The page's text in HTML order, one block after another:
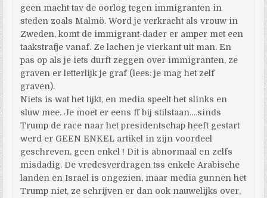
geen macht tav de oorlog tegen immigranten in
steden zoals Malmö. Word je verkracht als vrouw in
Zweden, komt de immigrant-dader er amper met een
taakstrafje vanaf. Ze lachen je vierkant uit man. En
pas op als je iets durft zeggen over immigranten, ze
graven er letterlijk je graf (lees: je mag het zelf
graven).
Niets is wat het lijkt, en media speelt het slinks en
sluw mee. Je moet er eens ff bij stilstaan….sinds
Trump de race naar het presidentschap heeft gestart
werd er GEEN ENKEL artikel in zijn voordeel
geschreven, geen enkel ! Dit is abnormaal en zelfs
misdadig. De vredesverdragen tss enkele Arabische
landen en Israel is ongezien, maar media gunnen het
Trump niet, ze schrijven er dan ook nauwelijks over,